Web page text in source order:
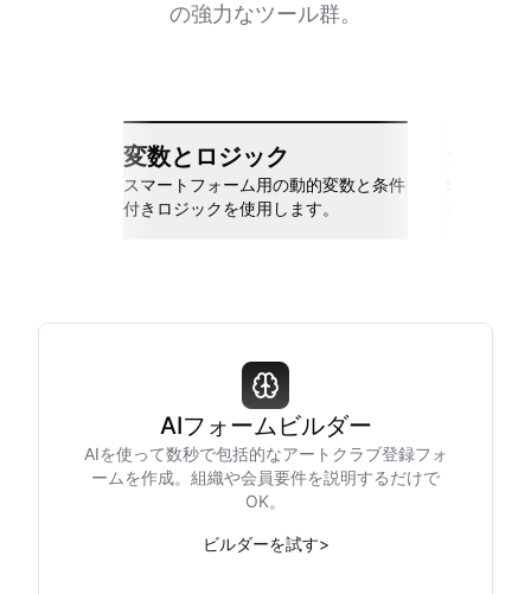
の強力なツール群。
変数とロジック
スマートフォーム用の動的変数と条件
付きロジックを使用します。
AIフォームビルダー
AIを使って数秒で包括的なアートクラブ登録フォ
ームを作成。組織や会員要件を説明するだけで
OK。
ビルダーを試す>